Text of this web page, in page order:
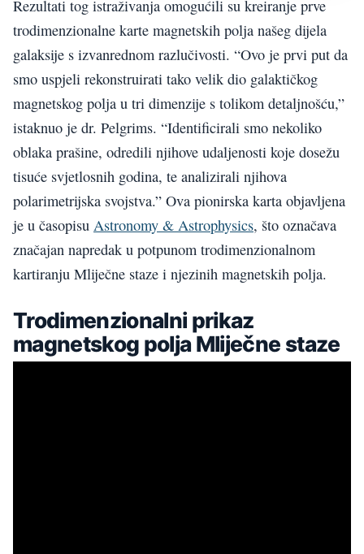
Rezultati tog istraživanja omogućili su kreiranje prve
trodimenzionalne karte magnetskih polja našeg dijela
galaksije s izvanrednom razlučivosti. “Ovo je prvi put da
smo uspjeli rekonstruirati tako velik dio galaktičkog
magnetskog polja u tri dimenzije s tolikom detaljnošću,”
istaknuo je dr. Pelgrims. “Identificirali smo nekoliko
oblaka prašine, odredili njihove udaljenosti koje dosežu
tisuće svjetlosnih godina, te analizirali njihova
polarimetrijska svojstva.” Ova pionirska karta objavljena
je u časopisu Astronomy & Astrophysics, što označava
značajan napredak u potpunom trodimenzionalnom
kartiranju Mliječne staze i njezinih magnetskih polja.
Trodimenzionalni prikaz
magnetskog polja Mliječne staze